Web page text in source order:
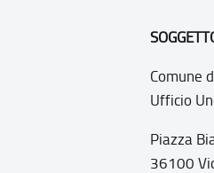
Comune
Ufficio
Piazza
36100